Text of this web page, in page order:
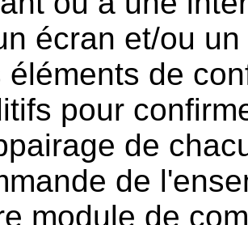
écran et/ou
éléments de
pour
de
de
module de